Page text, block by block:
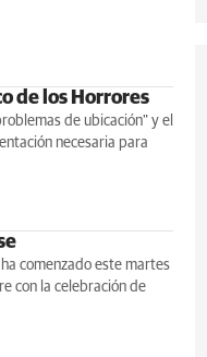
de los Horrores
de ubicación" y el
necesaria para
comenzado este martes
con la celebración de